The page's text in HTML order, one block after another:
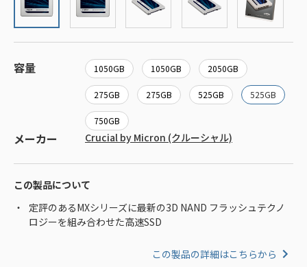
容量 1050GB 1050GB 2050GB
275GB 275GB 525GB 525GB
750GB
メーカー Crucial by Micron (クルーシャル)
この製品について
定評のあるMXシリーズに最新の3D NAND フラッシュテクノ
ロジーを組み合わせた高速SSD
この製品の詳細はこちらから